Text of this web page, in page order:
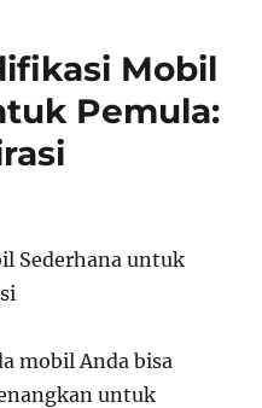
Mobil
Pemula:
Sederhana untuk
mobil Anda bisa
untuk